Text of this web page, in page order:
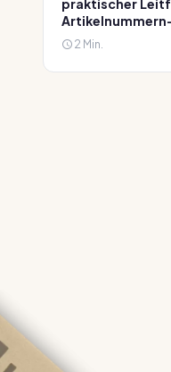
praktischer
2 Min.